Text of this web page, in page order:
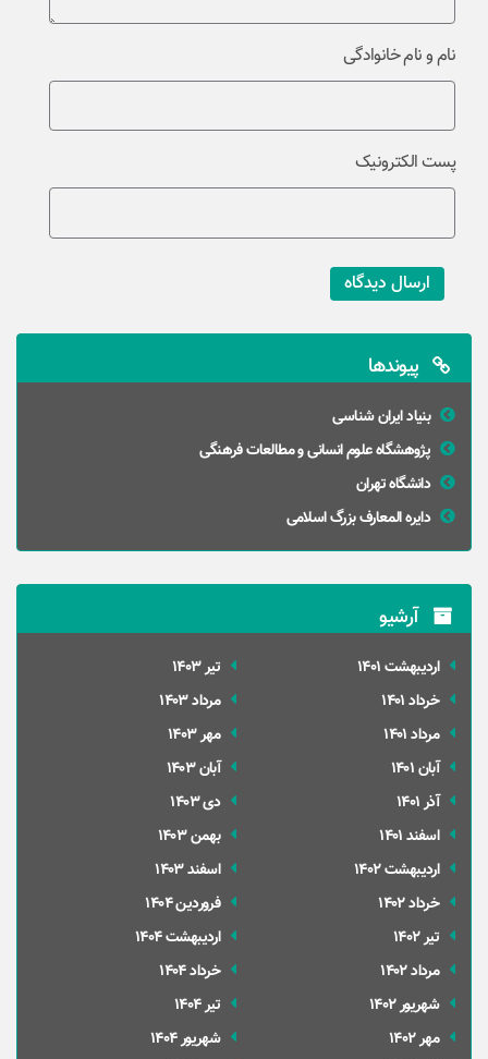
پیوندها
بنیاد ایران شناسی
پژوهشگاه علوم انسانی و مطالعات فرهنگی
دانشگاه تهران
دایره المعارف بزرگ اسلامی
آرشیو
ارديبهشت 1401
خرداد 1401
مرداد 1401
آبان 1401
آذر 1401
اسفند 1401
ارديبهشت 1402
خرداد 1402
تير 1402
مرداد 1402
شهریور 1402
مهر 1402
تير 1403
مرداد 1403
مهر 1403
آبان 1403
دی 1403
بهمن 1403
اسفند 1403
فروردین 1404
ارديبهشت 1404
خرداد 1404
تير 1404
شهریور 1404
نام و نام خانوادگی
پست الکترونیک
ارسال دیدگاه